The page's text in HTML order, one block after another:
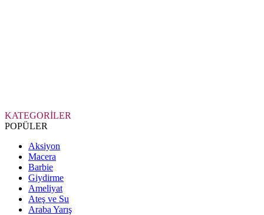
KATEGORİLER
POPÜLER
Aksiyon
Macera
Barbie
Giydirme
Ameliyat
Ateş ve Su
Araba Yarış